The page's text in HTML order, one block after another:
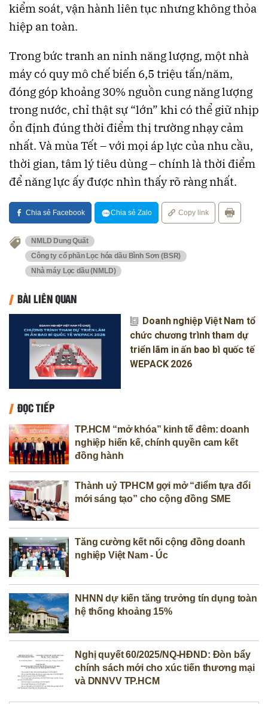
kiểm soát, vận hành liên tục nhưng không thỏa
hiệp an toàn.
Trong bức tranh an ninh năng lượng, một nhà
máy có quy mô chế biến 6,5 triệu tấn/năm,
đóng góp khoảng 30% nguồn cung năng lượng
trong nước, chỉ thật sự “lớn” khi có thể giữ nhịp
ổn định đúng thời điểm thị trường nhạy cảm
nhất. Và mùa Tết – với mọi áp lực của nhu cầu,
thời gian, tâm lý tiêu dùng – chính là thời điểm
để năng lực ấy được nhìn thấy rõ ràng nhất.
Chia sẻ Facebook Chia sẻ Zalo Copy link
NMLD Dung Quất
Công ty cổ phần Lọc hóa dầu Bình Sơn (BSR)
Nhà máy Lọc dầu (NMLD)
BÀI LIÊN QUAN
Doanh nghiệp Việt Nam tổ
chức chương trình tham dự
triển lãm in ấn bao bì quốc tế
WEPACK 2026
ĐỌC TIẾP
TP.HCM “mở khóa” kinh tế đêm: doanh
nghiệp hiến kế, chính quyền cam kết
đồng hành
Thành uỷ TPHCM gợi mở “điểm tựa đổi
mới sáng tạo” cho cộng đồng SME
Tăng cường kết nối cộng đồng doanh
nghiệp Việt Nam - Úc
NHNN dự kiến tăng trưởng tín dụng toàn
hệ thống khoảng 15%
Nghị quyết 60/2025/NQ-HĐND: Đòn bẩy
chính sách mới cho xúc tiến thương mại
và DNNVV TP.HCM